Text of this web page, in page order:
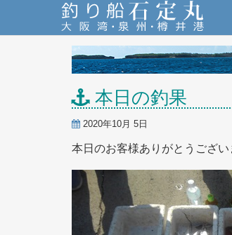
本日の釣果
2020年10月 5日
本日のお客様ありがとうござ